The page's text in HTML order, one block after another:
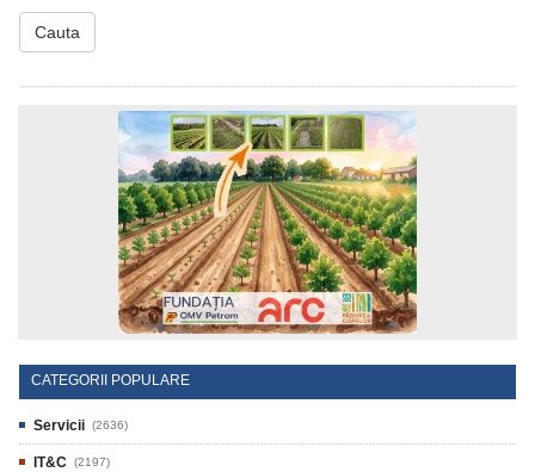
Cauta
CATEGORII POPULARE
Servicii (2636)
IT&C (2197)